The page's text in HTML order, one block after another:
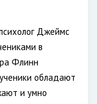
Джеймс
в
Флинн
обладают
и умно